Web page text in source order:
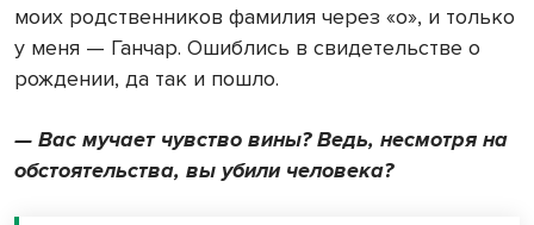
моих родственников фамилия через «о», и только
у меня — Ганчар. Ошиблись в свидетельстве о
рождении, да так и пошло.
— Вас мучает чувство вины? Ведь, несмотря на
обстоятельства, вы убили человека?